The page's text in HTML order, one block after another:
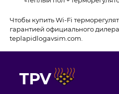
Чтобы купить Wi-Fi
гарантией официального
teplapidlogavsim.com.
TPV